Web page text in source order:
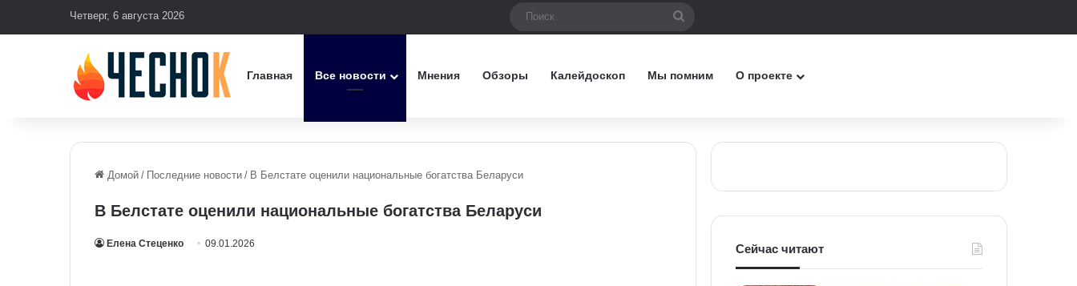
Четверг, 6 августа 2026
Главная Все новости Мнения Обзоры Калейдоскоп Мы помним О проекте
Домой / Последние новости / В Белстате оценили национальные богатства Беларуси
В Белстате оценили национальные богатства Беларуси
Елена Стеценко 09.01.2026 Сейчас читают